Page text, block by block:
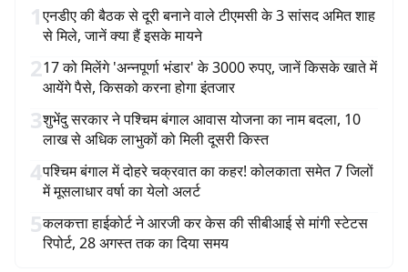
1एनडीए की बैठक से दूरी बनाने वाले टीएमसी के 3 सांसद अमित शाह
से मिले, जानें क्या हैं इसके मायने
217 को मिलेंगे 'अन्नपूर्णा भंडार' के 3000 रुपए, जानें किसके खाते में
आयेंगे पैसे, किसको करना होगा इंतजार
3शुभेंदु सरकार ने पश्चिम बंगाल आवास योजना का नाम बदला, 10
लाख से अधिक लाभुकों को मिली दूसरी किस्त
4पश्चिम बंगाल में दोहरे चक्रवात का कहर! कोलकाता समेत 7 जिलों
में मूसलाधार वर्षा का येलो अलर्ट
5कलकत्ता हाईकोर्ट ने आरजी कर केस की सीबीआई से मांगी स्टेटस
रिपोर्ट, 28 अगस्त तक का दिया समय